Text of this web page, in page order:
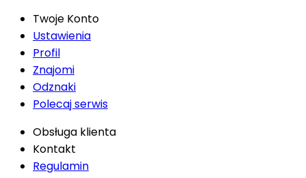
Twoje Konto
Ustawienia
Profil
Znajomi
Odznaki
Polecaj serwis
Obsługa klienta
Kontakt
Regulamin